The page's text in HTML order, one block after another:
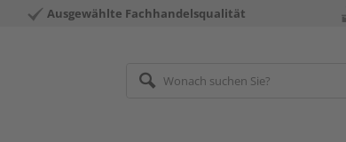
Ausgewählte Fachhandelsqualität